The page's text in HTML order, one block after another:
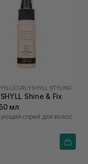
CURLYSHYLL STYLING
Shine & Fix
мл
спрей для волос